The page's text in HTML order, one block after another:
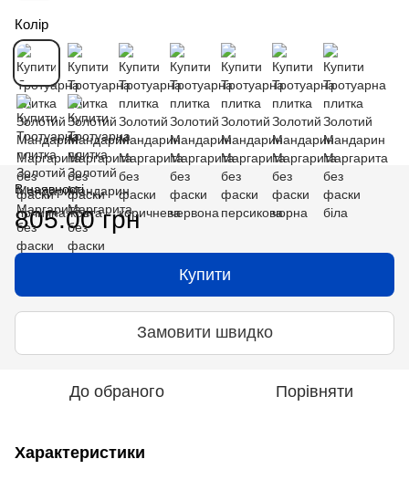
Колір
В наявності
805.00 грн
Купити
Замовити швидко
До обраного Порівняти
Характеристики